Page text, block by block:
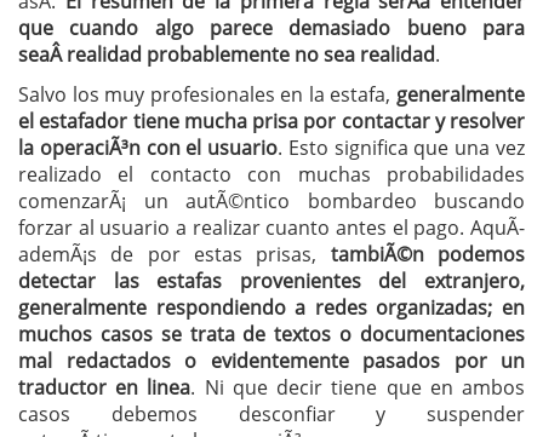
que cuando algo parece demasiado bueno para
seaÂ realidad probablemente no sea realidad.
Salvo los muy profesionales en la estafa, generalmente
el estafador tiene mucha prisa por contactar y resolver
la operaciÃ³n con el usuario. Esto significa que una vez
realizado el contacto con muchas probabilidades
comenzarÃ¡ un autÃ©ntico bombardeo buscando
forzar al usuario a realizar cuanto antes el pago. AquÃ­
ademÃ¡s de por estas prisas, tambiÃ©n podemos
detectar las estafas provenientes del extranjero,
generalmente respondiendo a redes organizadas; en
muchos casos se trata de textos o documentaciones
mal redactados o evidentemente pasados por un
traductor en linea. Ni que decir tiene que en ambos
casos debemos desconfiar y suspender